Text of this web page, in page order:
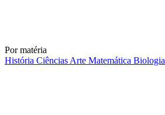
Por matéria
História Ciências Arte Matemática Biologia